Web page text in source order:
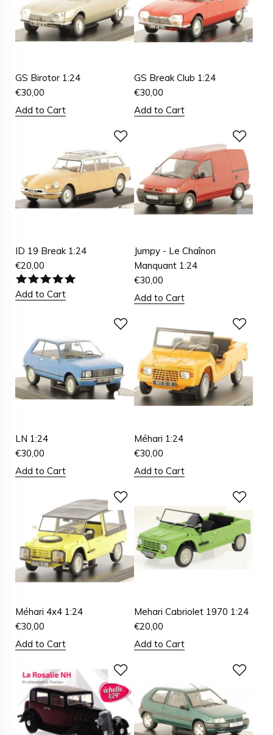
GS Birotor 1:24
€30,00
Add to Cart
GS Break Club 1:24
€30,00
Add to Cart
ID 19 Break 1:24
€20,00
Add to Cart
Jumpy - Le Chaînon
Manquant 1:24
€30,00
Add to Cart
LN 1:24
€30,00
Add to Cart
Méhari 1:24
€30,00
Add to Cart
Méhari 4x4 1:24
€30,00
Add to Cart
Mehari Cabriolet 1970 1:24
€20,00
Add to Cart